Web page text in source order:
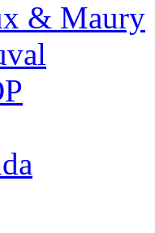
& Maury